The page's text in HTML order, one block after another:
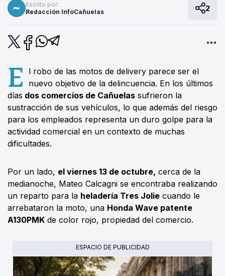
Escrito por:
Redacción InfoCañuelas
2
E l robo de las motos de delivery parece ser el
nuevo objetivo de la delincuencia. En los últimos
días dos comercios de Cañuelas sufrieron la
sustracción de sus vehículos, lo que además del riesgo
para los empleados representa un duro golpe para la
actividad comercial en un contexto de muchas
dificultades.
Por un lado, el viernes 13 de octubre, cerca de la
medianoche, Mateo Calcagni se encontraba realizando
un reparto para la heladería Tres Jolie cuando le
arrebataron la moto, una Honda Wave patente
A130PMK de color rojo, propiedad del comercio.
ESPACIO DE PUBLICIDAD